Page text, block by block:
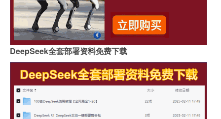
DeepSeek全套部署资料免费下载